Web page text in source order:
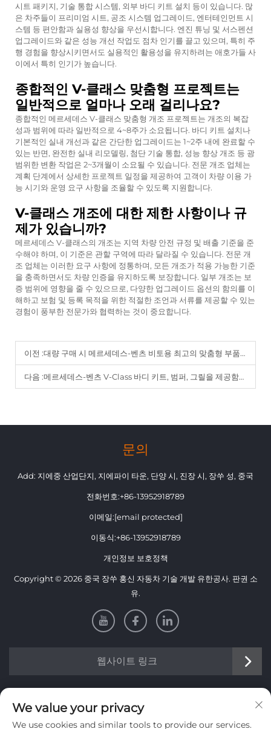
시트 패키지, 기술 통합 시스템, 외부 바디 키트 설치 등이 있습니다. 많
은 차주들이 프리미엄 시트, 공조 시스템 업그레이드, 엔터테인먼트 시
스템 등 편안함과 실용성 향상을 우선시합니다. 엔진 튜닝 및 서스펜션
업그레이드와 같은 성능 개선 작업도 점차 인기를 끌고 있으며, 특히 주
행 경험을 향상시키면서도 실용적인 활용성을 유지하려는 애호가들 사
이에서 특히 인기가 높습니다.
종합적인 V-클래스 맞춤형 프로젝트는
일반적으로 얼마나 오래 걸리나요?
종합적인 메르세데스 V-클래스 맞춤형 개조 프로젝트는 개조의 복잡
성과 범위에 따라 일반적으로 4~8주가 소요됩니다. 바디 키트 설치나
기본적인 실내 개선과 같은 간단한 업그레이드는 1~2주 내에 완료할 수
있는 반면, 완전한 실내 리모델링, 첨단 기술 통합, 성능 향상 개조 등 광
범위한 변환 작업은 2~3개월이 소요될 수 있습니다. 전문 개조 업체는
계획 단계에서 상세한 프로젝트 일정을 제공하여 고객이 차량 이용 가
능 시기와 운영 요구 사항을 조율할 수 있도록 지원합니다.
V-클래스 개조에 대한 제한 사항이나 규
제가 있습니까?
메르세데스 V-클래스의 개조는 지역 차량 안전 규정 및 배출 기준을 준
수해야 하며, 이 기준은 관할 구역에 따라 달라질 수 있습니다. 전문 개
조 업체는 이러한 요구 사항에 정통하며, 모든 개조가 적용 가능한 기준
을 충족하면서도 차량 인증을 유지하도록 보장합니다. 일부 개조는 보
증 범위에 영향을 줄 수 있으므로, 다양한 업그레이드 옵션의 함의를 이
해하고 보험 및 등록 목적을 위한 적절한 조언과 서류를 제공할 수 있는
경험이 풍부한 전문가와 협력하는 것이 중요합니다.
이전 :대량 구매 시 메르세데스-벤츠 비토용 최고의 맞춤형 부품을 선정하는 방법
다음 :메르세데스-벤츠 V-Class 바디 키트, 범퍼, 그릴을 제공함으로써 판매를 증대시키는 방법
문의
Add: 지에중 산업단지, 지에파이 타운, 단양 시, 진장 시, 장쑤 성, 중국
전화번호:+86-13952918789
이메일:[email protected]
이동식:+86-13952918789
개인정보 보호정책
Copyright © 2026 중국 장쑤 홍신 자동차 기술 개발 유한공사. 판권 소
유.
웹사이트 링크
저희 주간 뉴스레터를 받으려면 가입하세요
We value your privacy
We use cookies and similar tools to provide our services.